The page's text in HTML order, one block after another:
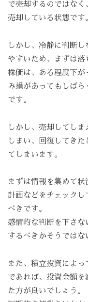
で売却するのではな
売却している状態です
しかし、冷静に判断
やすいため、まずは落
株価は、ある程度下
み損があってもしば
です。
しかし、売却してし
しまい、回復してき
てしまいます。
まずは情報を集めて
計画などをチェックし
べきです。
感情的な判断を下さな
するべきかそうではな
また、積立投資によ
であれば、投資金額
た方が良いでしょう。